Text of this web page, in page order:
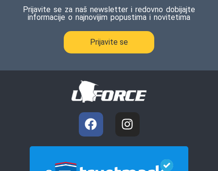
Prijavite se za naš newsletter i redovno dobijajte
informacije o najnovijim popustima i novitetima
Prijavite se